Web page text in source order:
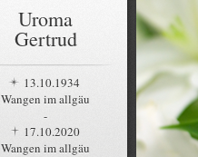
Uroma
Gertrud
13.10.1934
Wangen im allgäu
-
17.10.2020
Wangen im allgäu